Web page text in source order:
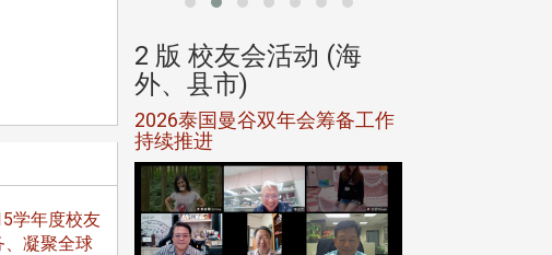
学年度校友
、凝聚全球
115年年中
2 版 校友会活动 (海
外、县市)
2026泰国曼谷双年会筹备工作
持续推进